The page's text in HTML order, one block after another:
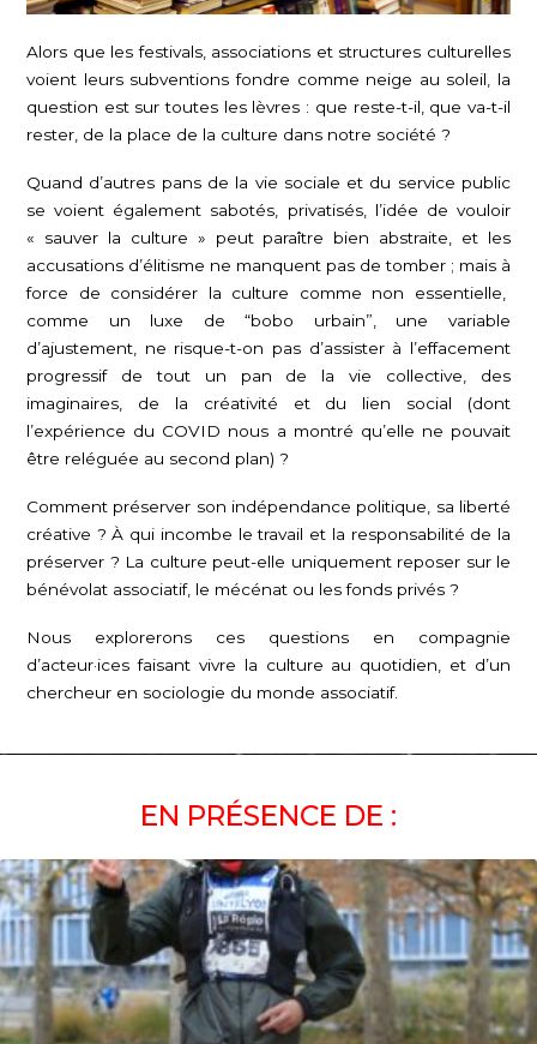
Alors que les festivals, associations et structures culturelles
voient leurs subventions fondre comme neige au soleil, la
question est sur toutes les lèvres : que reste-t-il, que va-t-il
rester, de la place de la culture dans notre société ?
Quand d’autres pans de la vie sociale et du service public
se voient également sabotés, privatisés, l’idée de vouloir
« sauver la culture » peut paraître bien abstraite, et les
accusations d’élitisme ne manquent pas de tomber ; mais à
force de considérer la culture comme non essentielle,
comme un luxe de “bobo urbain”, une variable
d’ajustement, ne risque-t-on pas d’assister à l’effacement
progressif de tout un pan de la vie collective, des
imaginaires, de la créativité et du lien social (dont
l’expérience du COVID nous a montré qu’elle ne pouvait
être reléguée au second plan) ?
Comment préserver son indépendance politique, sa liberté
créative ? À qui incombe le travail et la responsabilité de la
préserver ? La culture peut-elle uniquement reposer sur le
bénévolat associatif, le mécénat ou les fonds privés ?
Nous explorerons ces questions en compagnie
d’acteur·ices faisant vivre la culture au quotidien, et d’un
chercheur en sociologie du monde associatif.
EN PRÉSENCE DE :